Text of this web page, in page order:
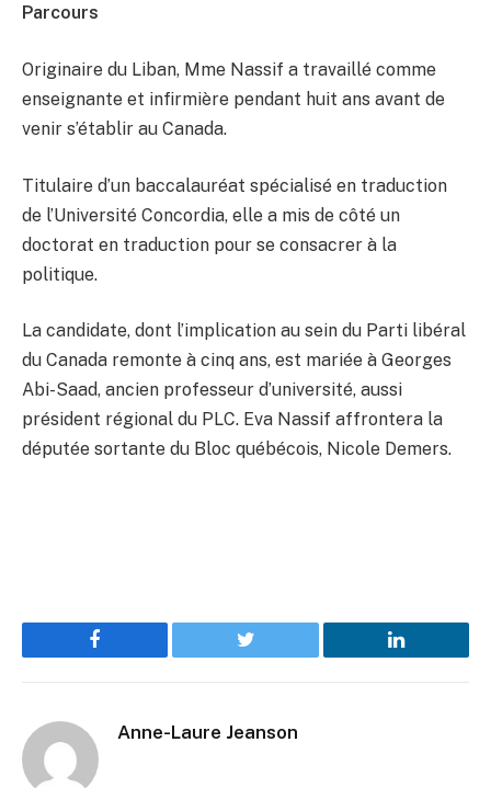
Parcours
Originaire du Liban, Mme Nassif a travaillé comme
enseignante et infirmière pendant huit ans avant de
venir s’établir au Canada.
Titulaire d’un baccalauréat spécialisé en traduction
de l’Université Concordia, elle a mis de côté un
doctorat en traduction pour se consacrer à la
politique.
La candidate, dont l’implication au sein du Parti libéral
du Canada remonte à cinq ans, est mariée à Georges
Abi-Saad, ancien professeur d’université, aussi
président régional du PLC. Eva Nassif affrontera la
députée sortante du Bloc québécois, Nicole Demers.
Facebook Twitter LinkedIn
Anne-Laure Jeanson